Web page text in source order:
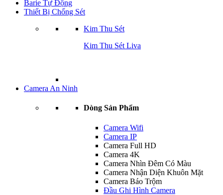
Barie Tự Động
Thiết Bị Chống Sét
Kim Thu Sét
Kim Thu Sét Liva
Camera An Ninh
Dòng Sản Phẩm
Camera Wifi
Camera IP
Camera Full HD
Camera 4K
Camera Nhìn Đêm Có Màu
Camera Nhận Diện Khuôn Mặt
Camera Báo Trộm
Đầu Ghi Hình Camera